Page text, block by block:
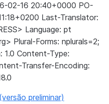
02-16 20:40+0000 PO-
Last-Translator:
Language: pt
Plural-Forms: nplurals=2;
1.0 Content-Type:
Transfer-Encoding:
preliminar)